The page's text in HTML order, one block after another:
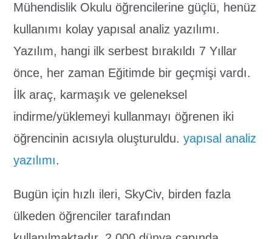
Mühendislik Okulu öğrencilerine güçlü, henüz
kullanımı kolay yapısal analiz yazılımı.
Yazılım, hangi ilk serbest bırakıldı 7 Yıllar
önce, her zaman Eğitimde bir geçmişi vardı.
İlk araç, karmaşık ve geleneksel
indirme/yüklemeyi kullanmayı öğrenen iki
öğrencinin acısıyla oluşturuldu.yapısal analiz
yazılımı.
Bugün için hızlı ileri, SkyCiv, birden fazla
ülkeden öğrenciler tarafından